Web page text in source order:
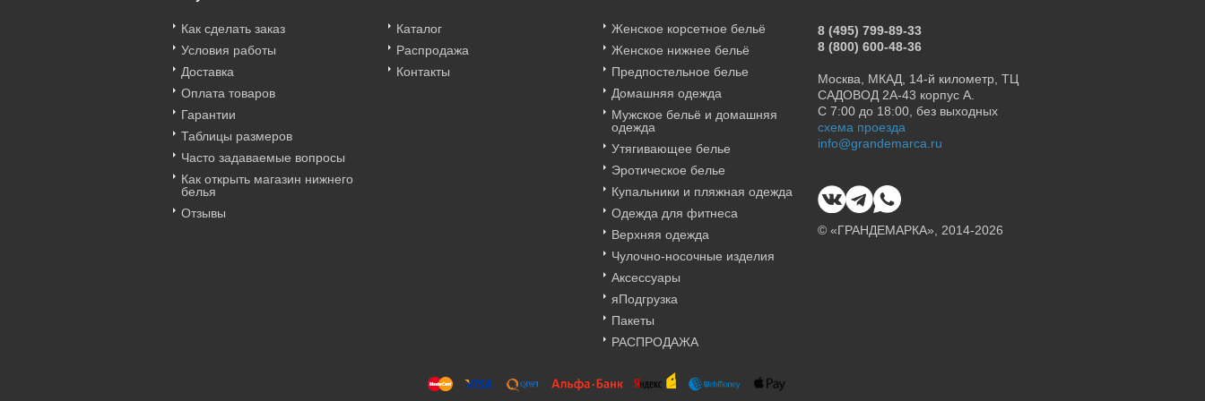
Как сделать заказ
Условия работы
Доставка
Оплата товаров
Гарантии
Таблицы размеров
Часто задаваемые вопросы
Как открыть магазин нижнего
белья
Отзывы
Каталог
Распродажа
Контакты
Женское корсетное бельё
Женское нижнее бельё
Предпостельное белье
Домашняя одежда
Мужское бельё и домашняя
одежда
Утягивающее белье
Эротическое белье
Купальники и пляжная одежда
Одежда для фитнеса
Верхняя одежда
Чулочно-носочные изделия
Аксессуары
яПодгрузка
Пакеты
РАСПРОДАЖА
8 (495) 799-89-33
8 (800) 600-48-36
Москва, МКАД, 14-й километр, ТЦ
САДОВОД 2А-43 корпус А.
С 7:00 до 18:00, без выходных
схема проезда
info@grandemarca.ru
© «ГРАНДЕМАРКА», 2014-2026